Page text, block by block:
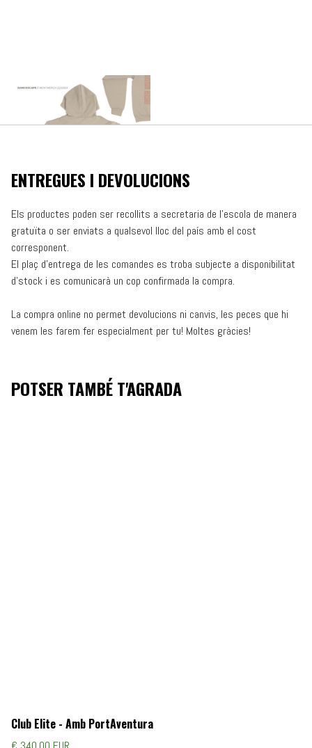
ENTREGUES I DEVOLUCIONS
Els productes poden ser recollits a secretaria de l’escola de manera
gratuïta o ser enviats a qualsevol lloc del país amb el cost
corresponent.
El plaç d’entrega de les comandes es troba subjecte a disponibilitat
d’stock i es comunicarà un cop confirmada la compra.
La compra online no permet devolucions ni canvis, les peces que hi
venem les farem fer especialment per tu! Moltes gràcies!
POTSER TAMBÉ T'AGRADA
Club Elite - Amb PortAventura